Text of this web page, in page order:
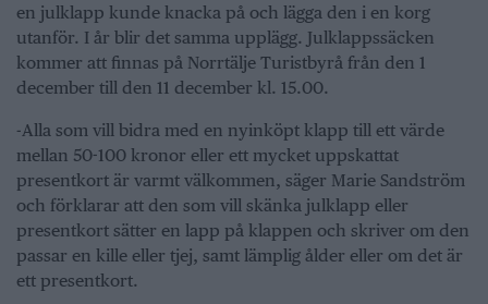
en julklapp kunde knacka på och lägga den i en korg
utanför. I år blir det samma upplägg. Julklappssäcken
kommer att finnas på Norrtälje Turistbyrå från den 1
december till den 11 december kl. 15.00.
-Alla som vill bidra med en nyinköpt klapp till ett värde
mellan 50-100 kronor eller ett mycket uppskattat
presentkort är varmt välkommen, säger Marie Sandström
och förklarar att den som vill skänka julklapp eller
presentkort sätter en lapp på klappen och skriver om den
passar en kille eller tjej, samt lämplig ålder eller om det är
ett presentkort.